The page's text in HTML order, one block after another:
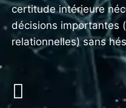
certitude intérieure
décisions importantes
relationnelles) sans